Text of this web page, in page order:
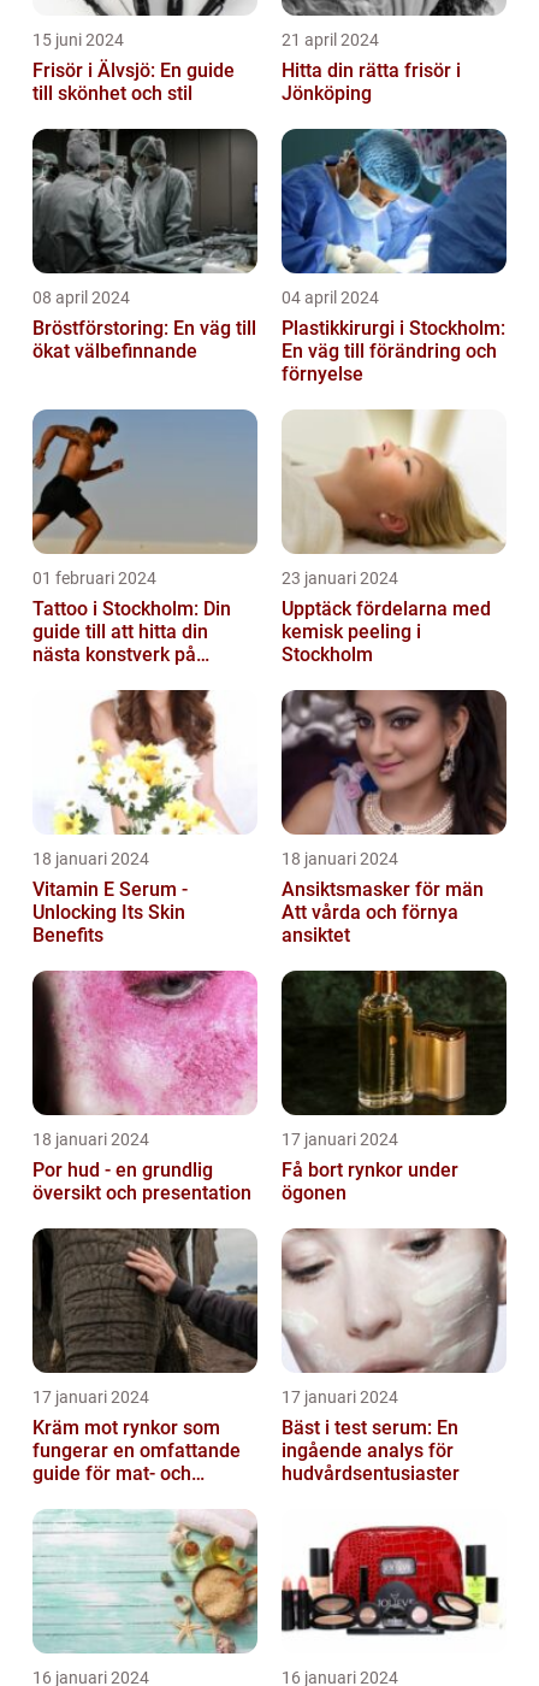
15 juni 2024
Frisör i Älvsjö: En guide
till skönhet och stil
21 april 2024
Hitta din rätta frisör i
Jönköping
08 april 2024
Bröstförstoring: En väg till
ökat välbefinnande
04 april 2024
Plastikkirurgi i Stockholm:
En väg till förändring och
förnyelse
01 februari 2024
Tattoo i Stockholm: Din
guide till att hitta din
nästa konstverk på
23 januari 2024
Upptäck fördelarna med
kemisk peeling i
Stockholm
18 januari 2024
Vitamin E Serum -
Unlocking Its Skin
Benefits
18 januari 2024
Ansiktsmasker för män
Att vårda och förnya
ansiktet
18 januari 2024
Por hud - en grundlig
översikt och presentation
17 januari 2024
Få bort rynkor under
ögonen
17 januari 2024
Kräm mot rynkor som
fungerar en omfattande
guide för mat- och
17 januari 2024
Bäst i test serum: En
ingående analys för
hudvårdsentusiaster
16 januari 2024 16 januari 2024